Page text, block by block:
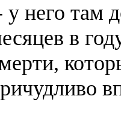
у него там
в